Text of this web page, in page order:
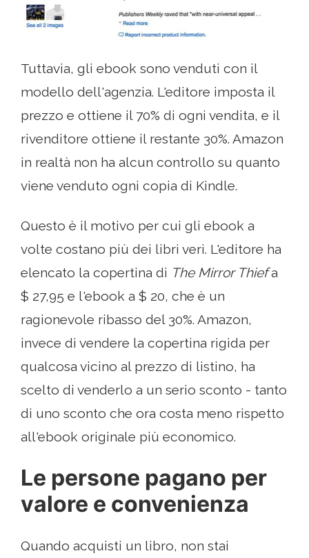
Tuttavia, gli ebook sono venduti con il
modello dell'agenzia. L'editore imposta il
prezzo e ottiene il 70% di ogni vendita, e il
rivenditore ottiene il restante 30%. Amazon
in realtà non ha alcun controllo su quanto
viene venduto ogni copia di Kindle.
Questo è il motivo per cui gli ebook a
volte costano più dei libri veri. L'editore ha
elencato la copertina di The Mirror Thiefa
$ 27,95 e l'ebook a $ 20, che è un
ragionevole ribasso del 30%. Amazon,
invece di vendere la copertina rigida per
qualcosa vicino al prezzo di listino, ha
scelto di venderlo a un serio sconto - tanto
di uno sconto che ora costa meno rispetto
all'ebook originale più economico.
Le persone pagano per
valore e convenienza
Quando acquisti un libro, non stai